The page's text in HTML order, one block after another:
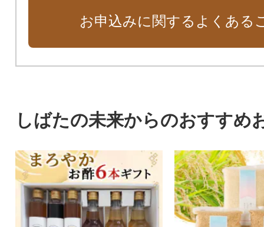
お申込みに関するよくある
しばたの未来からのおすすめ